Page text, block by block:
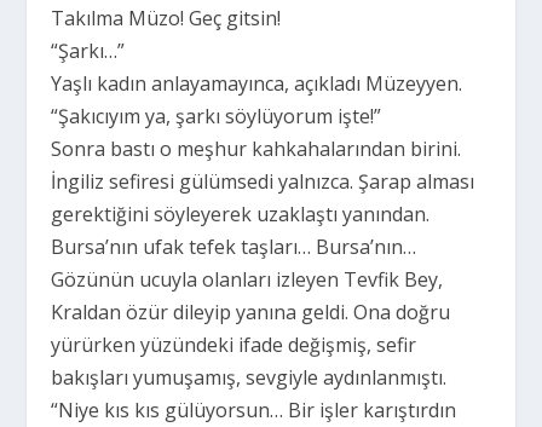
Takılma Müzo! Geç gitsin!
“Şarkı…”
Yaşlı kadın anlayamayınca, açıkladı Müzeyyen.
“Şakıcıyım ya, şarkı söylüyorum işte!”
Sonra bastı o meşhur kahkahalarından birini.
İngiliz sefiresi gülümsedi yalnızca. Şarap alması
gerektiğini söyleyerek uzaklaştı yanından.
Bursa’nın ufak tefek taşları… Bursa’nın…
Gözünün ucuyla olanları izleyen Tevfik Bey,
Kraldan özür dileyip yanına geldi. Ona doğru
yürürken yüzündeki ifade değişmiş, sefir
bakışları yumuşamış, sevgiyle aydınlanmıştı.
“Niye kıs kıs gülüyorsun… Bir işler karıştırdın